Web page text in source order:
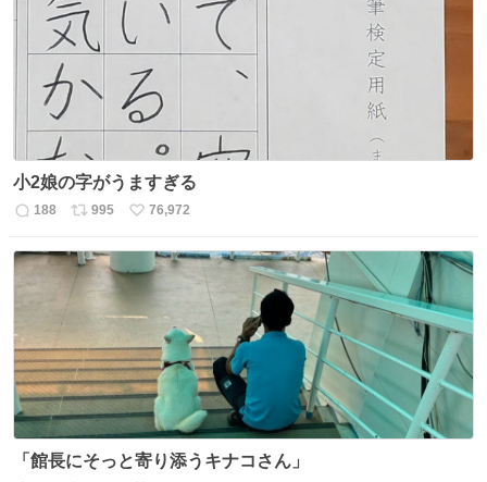
ト
数
小2娘の字がうますぎる
返
数
188
リ
ス
995
い
ね
76,972
「館長にそっと寄り添うキナコさん」